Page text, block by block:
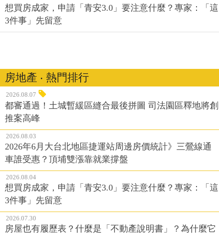
想買房成家，申請「青安3.0」要注意什麼？專家：「這
3件事」先留意
房地產 ‧ 熱門排行
2026.08.07
都審通過！土城暫緩區縫合最後拼圖 司法園區釋地將創
推案高峰
2026.08.03
2026年6月大台北地區捷運站周邊房價統計》三鶯線通
車誰受惠？頂埔雙漲靠就業撐盤
2026.08.04
想買房成家，申請「青安3.0」要注意什麼？專家：「這
3件事」先留意
2026.07.30
房屋也有履歷表？什麼是「不動產說明書」？為什麼它